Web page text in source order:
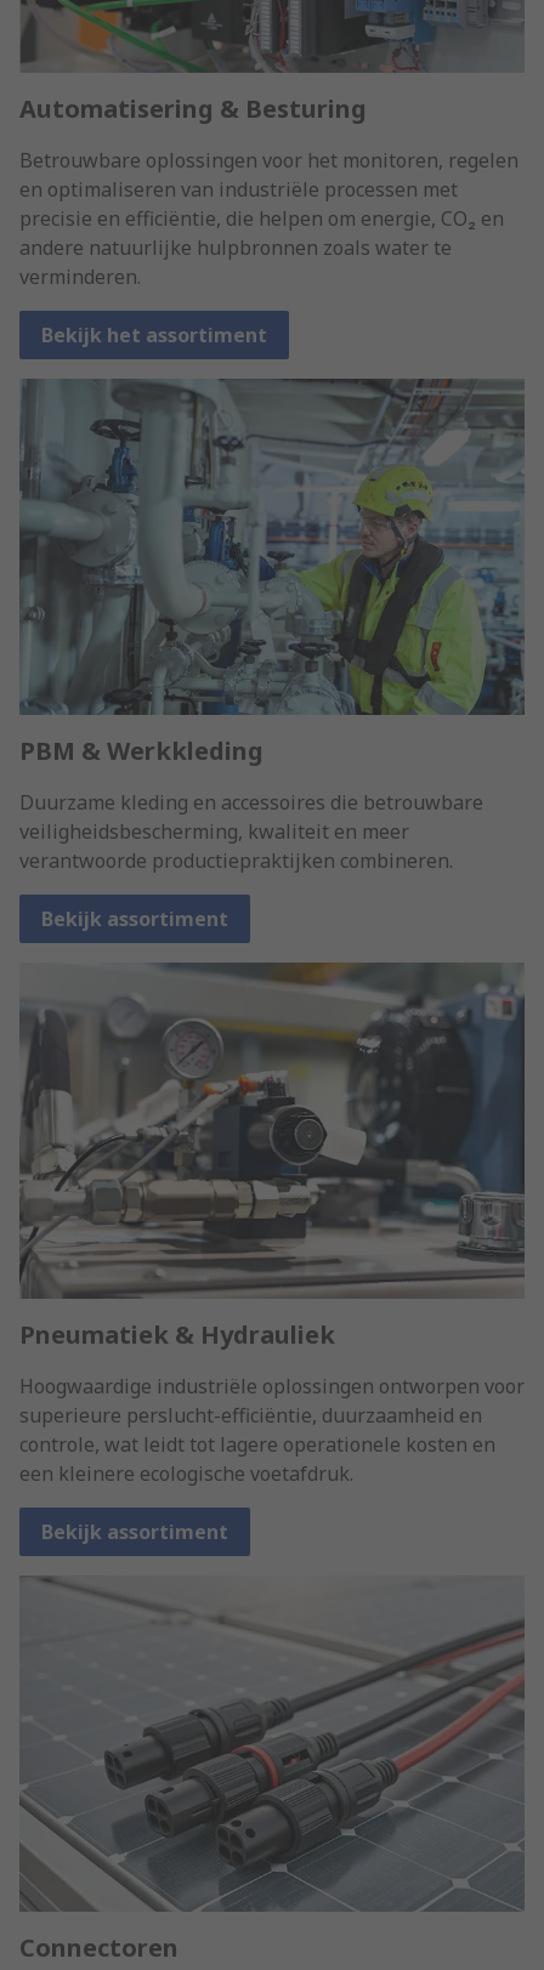
Automatisering & Besturing
Betrouwbare oplossingen voor het monitoren, regelen
en optimaliseren van industriële processen met
precisie en efficiëntie, die helpen om energie, CO₂ en
andere natuurlijke hulpbronnen zoals water te
verminderen.
Bekijk het assortiment
PBM & Werkkleding
Duurzame kleding en accessoires die betrouwbare
veiligheidsbescherming, kwaliteit en meer
verantwoorde productiepraktijken combineren.
Bekijk assortiment
Pneumatiek & Hydrauliek
Hoogwaardige industriële oplossingen ontworpen voor
superieure perslucht-efficiëntie, duurzaamheid en
controle, wat leidt tot lagere operationele kosten en
een kleinere ecologische voetafdruk.
Bekijk assortiment
Connectoren